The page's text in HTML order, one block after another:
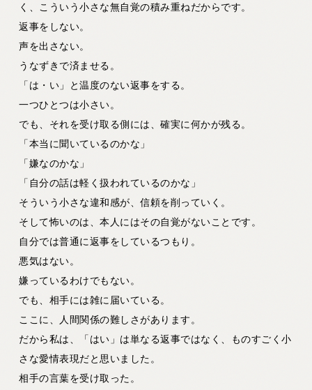
く、こういう小さな無自覚の積み重ねだからです。
返事をしない。
声を出さない。
うなずきで済ませる。
「は・い」と温度のない返事をする。
一つひとつは小さい。
でも、それを受け取る側には、確実に何かが残る。
「本当に聞いているのかな」
「嫌なのかな」
「自分の話は軽く扱われているのかな」
そういう小さな違和感が、信頼を削っていく。
そして怖いのは、本人にはその自覚がないことです。
自分では普通に返事をしているつもり。
悪気はない。
嫌っているわけでもない。
でも、相手には雑に届いている。
ここに、人間関係の難しさがあります。
だから私は、「はい」は単なる返事ではなく、ものすごく小
さな愛情表現だと思いました。
相手の言葉を受け取った。